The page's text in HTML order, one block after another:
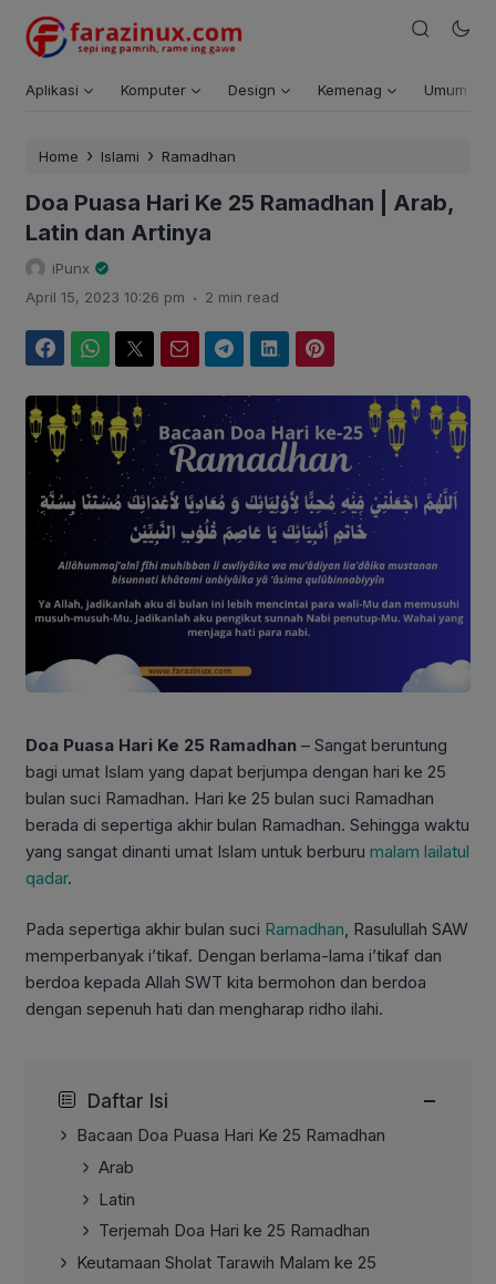
Aplikasi Komputer Design Kemenag Umum
Home › Islami › Ramadhan
Doa Puasa Hari Ke 25 Ramadhan | Arab,
Latin dan Artinya
iPunx
April 15, 2023 10:26 pm . 2 min read
Doa Puasa Hari Ke 25 Ramadhan – Sangat beruntung
bagi umat Islam yang dapat berjumpa dengan hari ke 25
bulan suci Ramadhan. Hari ke 25 bulan suci Ramadhan
berada di sepertiga akhir bulan Ramadhan. Sehingga waktu
yang sangat dinanti umat Islam untuk berburu malam lailatul
qadar.
Pada sepertiga akhir bulan suci Ramadhan, Rasulullah SAW
memperbanyak i’tikaf. Dengan berlama-lama i’tikaf dan
berdoa kepada Allah SWT kita bermohon dan berdoa
dengan sepenuh hati dan mengharap ridho ilahi.
Daftar Isi −
Bacaan Doa Puasa Hari Ke 25 Ramadhan
Arab
Latin
Terjemah Doa Hari ke 25 Ramadhan
Keutamaan Sholat Tarawih Malam ke 25